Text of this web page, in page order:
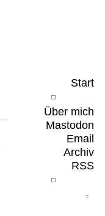
Start
Über mich
Mastodon
Email
Archiv
RSS